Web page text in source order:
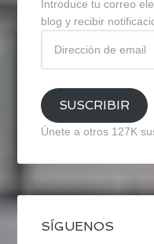
Introduce tu correo
blog y recibir
email
SUSCRIBIR
Únete a otros 127K
SÍGUENOS